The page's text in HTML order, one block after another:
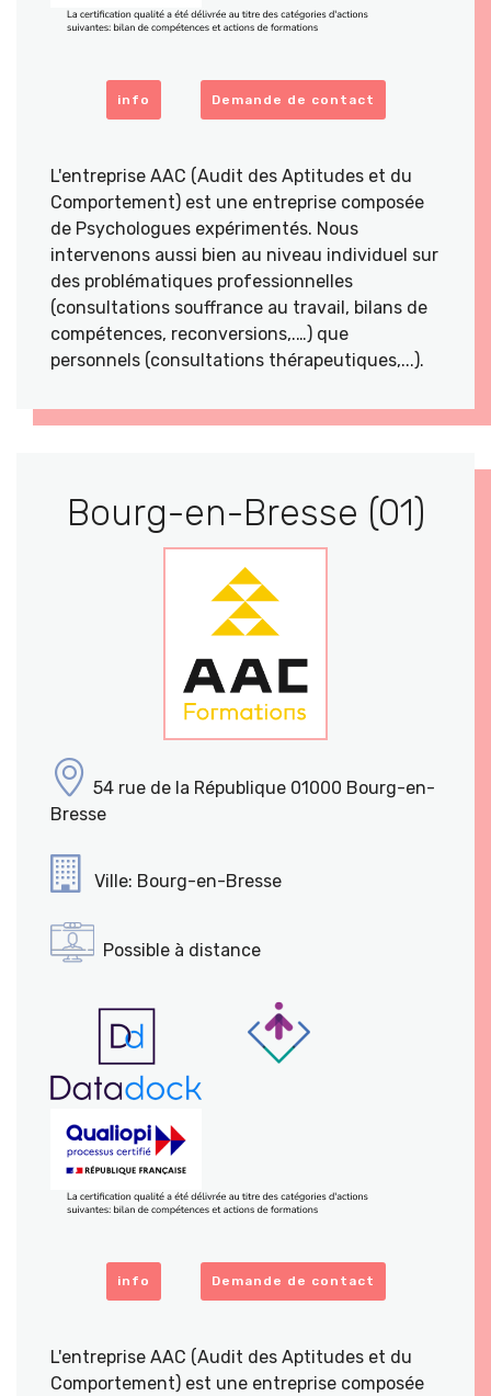
info Demande de contact
L'entreprise AAC (Audit des Aptitudes et du
Comportement) est une entreprise composée
de Psychologues expérimentés. Nous
intervenons aussi bien au niveau individuel sur
des problématiques professionnelles
(consultations souffrance au travail, bilans de
compétences, reconversions,.…) que
personnels (consultations thérapeutiques,...).
Bourg-en-Bresse (01)
54 rue de la République 01000 Bourg-en-
Bresse
Ville: Bourg-en-Bresse
Possible à distance
info Demande de contact
L'entreprise AAC (Audit des Aptitudes et du
Comportement) est une entreprise composée